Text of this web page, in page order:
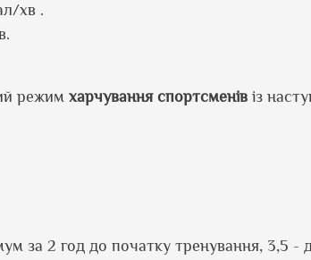
хв .
режим харчування спортсменів із
за 2 год до початку тренування, 3,5